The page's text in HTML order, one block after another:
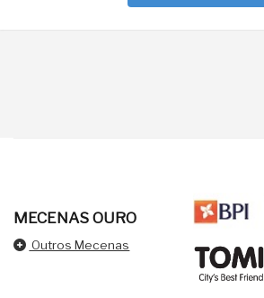
MECENAS OURO
Outros Mecenas